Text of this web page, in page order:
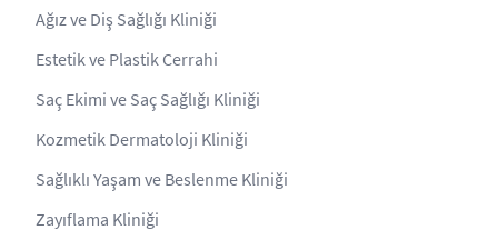
Ağız ve Diş Sağlığı Kliniği
Estetik ve Plastik Cerrahi
Saç Ekimi ve Saç Sağlığı Kliniği
Kozmetik Dermatoloji Kliniği
Sağlıklı Yaşam ve Beslenme Kliniği
Zayıflama Kliniği